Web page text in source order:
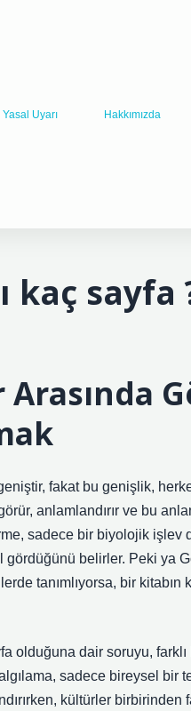
Yasal Uyarı Hakkımızda
kaç sayfa
fakat bu genişlik,
anlamlandırır ve bu
sadece bir biyolojik
belirler. Peki ya
tanımlıyorsa, bir
olduğuna dair soruyu,
sadece bireysel bir
kültürler birbirinden